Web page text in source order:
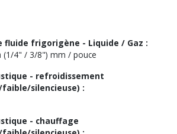
fluide frigorigène - Liquide / Gaz :
(1/4" / 3/8") mm / pouce
- refroidissement
silencieuse) :
- chauffage